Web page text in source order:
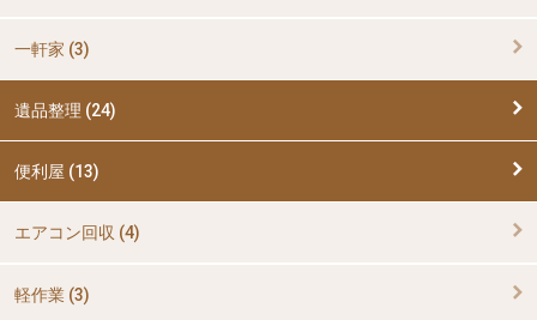
一軒家 (3)
遺品整理 (24)
便利屋 (13)
エアコン回収 (4)
軽作業 (3)